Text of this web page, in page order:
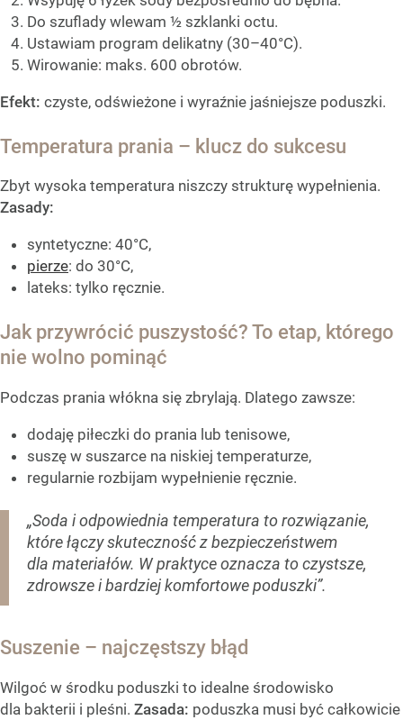
Do szuflady wlewam ½ szklanki octu.
Ustawiam program delikatny (30–40°C).
Wirowanie: maks. 600 obrotów.
Efekt: czyste, odświeżone i wyraźnie jaśniejsze poduszki.
Temperatura prania – klucz do sukcesu
Zbyt wysoka temperatura niszczy strukturę wypełnienia.
Zasady:
syntetyczne: 40°C,
pierze: do 30°C,
lateks: tylko ręcznie.
Jak przywrócić puszystość? To etap, którego
nie wolno pominąć
Podczas prania włókna się zbrylają. Dlatego zawsze:
dodaję piłeczki do prania lub tenisowe,
suszę w suszarce na niskiej temperaturze,
regularnie rozbijam wypełnienie ręcznie.
„Soda i odpowiednia temperatura to rozwiązanie,
które łączy skuteczność z bezpieczeństwem
dla materiałów. W praktyce oznacza to czystsze,
zdrowsze i bardziej komfortowe poduszki”.
Suszenie – najczęstszy błąd
Wilgoć w środku poduszki to idealne środowisko
dla bakterii i pleśni. Zasada: poduszka musi być całkowicie